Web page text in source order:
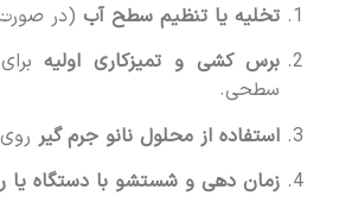
تخلیه یا تنظیم سطح آب(در صورت
برس کشی و تمیزکاری اولیه
سطحی.
استفاده از محلول نانو جرم گیرروی
زمان دهی و شستشو با دستگاه یا